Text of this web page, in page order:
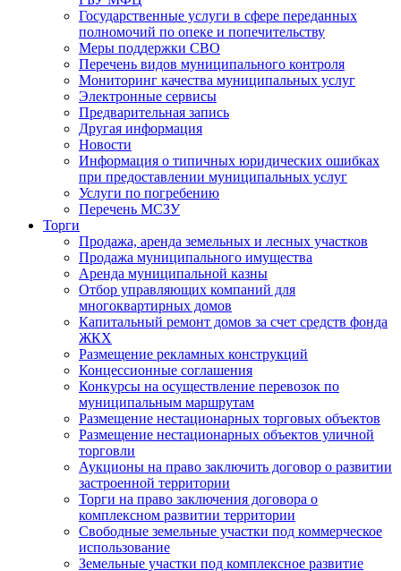
Государственные услуги в сфере переданных
полномочий по опеке и попечительству
Меры поддержки СВО
Перечень видов муниципального контроля
Мониторинг качества муниципальных услуг
Электронные сервисы
Предварительная запись
Другая информация
Новости
Информация о типичных юридических ошибках
при предоставлении муниципальных услуг
Услуги по погребению
Перечень МСЗУ
Торги
Продажа, аренда земельных и лесных участков
Продажа муниципального имущества
Аренда муниципальной казны
Отбор управляющих компаний для
многоквартирных домов
Капитальный ремонт домов за счет средств фонда
ЖКХ
Размещение рекламных конструкций
Концессионные соглашения
Конкурсы на осуществление перевозок по
муниципальным маршрутам
Размещение нестационарных торговых объектов
Размещение нестационарных объектов уличной
торговли
Аукционы на право заключить договор о развитии
застроенной территории
Торги на право заключения договора о
комплексном развитии территории
Свободные земельные участки под коммерческое
использование
Земельные участки под комплексное развитие